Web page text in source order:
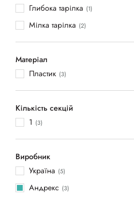
Глибока тарілка (1)
Мілка тарілка (2)
Матеріал
Пластик (3)
Кількість секцій
1 (3)
Виробник
Україна (5)
Андрекс (3)